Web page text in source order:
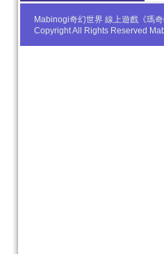
Mabinogi奇幻世界 線上遊戲《瑪
Copyright All Rights Reserved